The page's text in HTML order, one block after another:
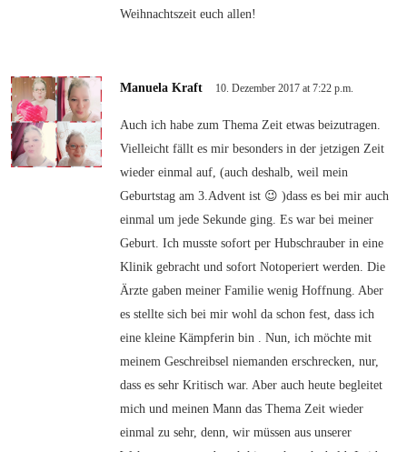
Weihnachtszeit euch allen!
Manuela Kraft 10. Dezember 2017 at 7:22 p.m.
Auch ich habe zum Thema Zeit etwas beizutragen.
Vielleicht fällt es mir besonders in der jetzigen Zeit
wieder einmal auf, (auch deshalb, weil mein
Geburtstag am 3.Advent ist 😉 )dass es bei mir auch
einmal um jede Sekunde ging. Es war bei meiner
Geburt. Ich musste sofort per Hubschrauber in eine
Klinik gebracht und sofort Notoperiert werden. Die
Ärzte gaben meiner Familie wenig Hoffnung. Aber
es stellte sich bei mir wohl da schon fest, dass ich
eine kleine Kämpferin bin . Nun, ich möchte mit
meinem Geschreibsel niemanden erschrecken, nur,
dass es sehr Kritisch war. Aber auch heute begleitet
mich und meinen Mann das Thema Zeit wieder
einmal zu sehr, denn, wir müssen aus unserer